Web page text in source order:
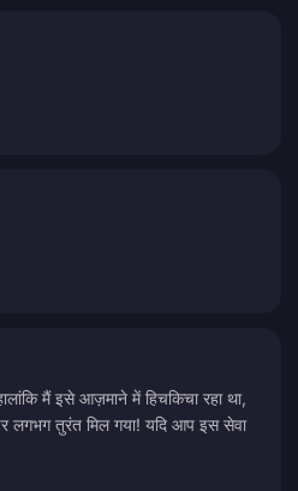
मैं इसे आज़माने में हिचकिचा रहा था,
लगभग तुरंत मिल गया! यदि आप इस सेवा